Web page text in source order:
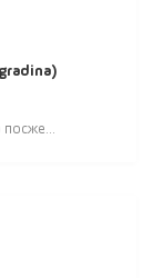
посже...